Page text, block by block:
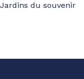
du souvenir